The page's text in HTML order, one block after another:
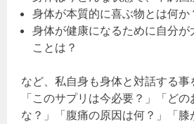
身体が本質的に喜ぶ物とは何か
身体が健康になるために自分
ことは？
など、私自身も身体と対話する事
「このサプリは今必要？」「ど
な？」「腹痛の原因は何？」「膝